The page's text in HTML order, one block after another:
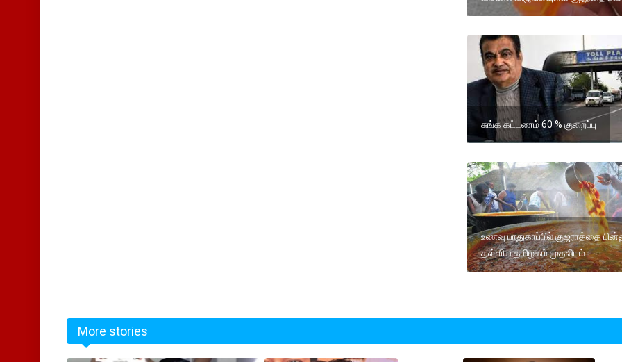
சுங்க கட்டணம் 60 % குறைப்பு
உணவு பாதுகாப்பில் குஜராத்தை
தள்ளிய தமிழகம் முதலிடம்
More stories